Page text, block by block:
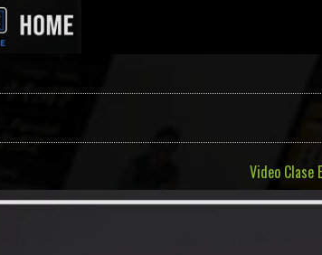
Video Clase